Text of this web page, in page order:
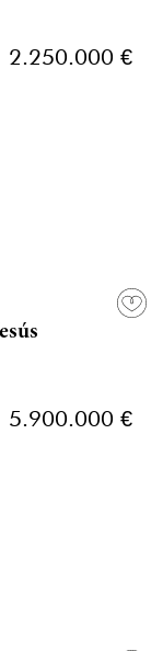
2.250.000 €
5.900.000 €